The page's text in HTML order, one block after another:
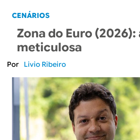
g
o
á
i
o
d
e
CENÁRIOS
Zona do Euro
meticulosa
Livio Ribeiro